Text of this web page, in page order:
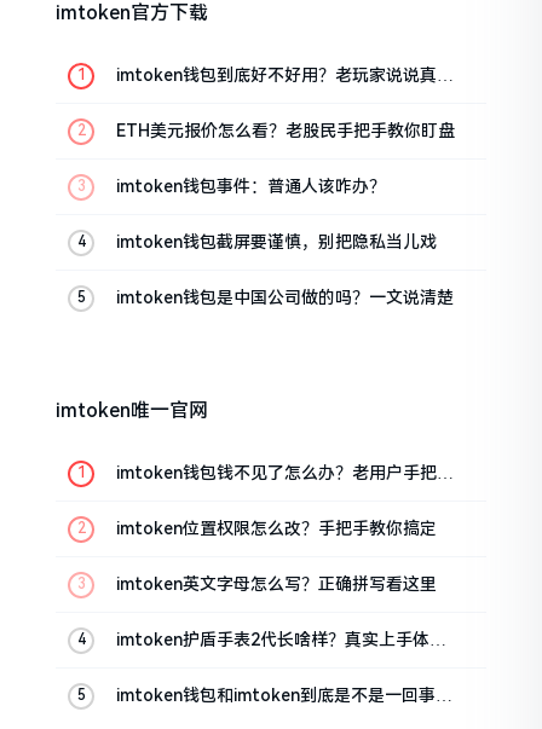
imtoken官方下载
imtoken钱包到底好不好用？老玩家说说真实
ETH美元报价怎么看？老股民手把手教你盯盘
imtoken钱包事件：普通人该咋办？
imtoken钱包截屏要谨慎，别把隐私当儿戏
imtoken钱包是中国公司做的吗？一文说清楚
imtoken唯一官网
imtoken钱包钱不见了怎么办？老用户手把手
imtoken位置权限怎么改？手把手教你搞定
imtoken英文字母怎么写？正确拼写看这里
imtoken护盾手表2代长啥样？真实上手体验
imtoken钱包和imtoken到底是不是一回事？